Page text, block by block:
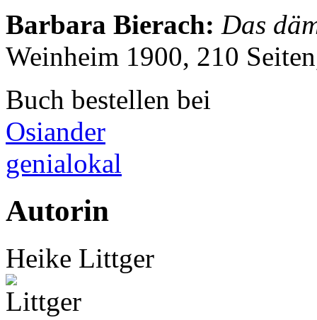
Barbara Bierach: Das
Weinheim 1900, 210
Buch bestellen bei
Osiander
genialokal
Autorin
Heike Littger